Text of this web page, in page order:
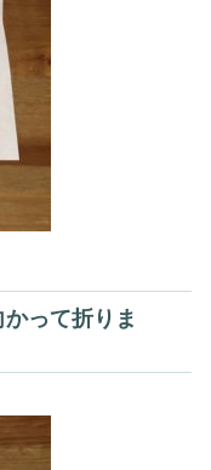
って折りま